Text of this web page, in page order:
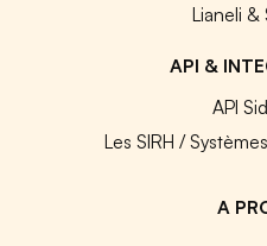
Lianeli &
API &
API
Les SIRH /
A